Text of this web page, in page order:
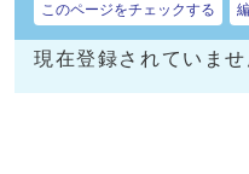
このページをチェックする
現在登録されていませ